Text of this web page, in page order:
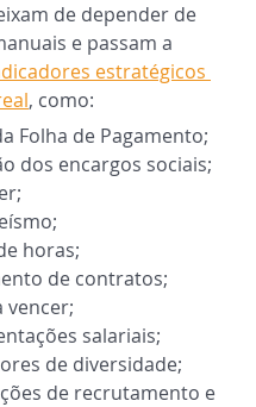
de depender de
e passam a
estratégicos
, como:
Folha de Pagamento;
dos encargos sociais;
horas;
de contratos;
vencer;
salariais;
de diversidade;
de recrutamento e